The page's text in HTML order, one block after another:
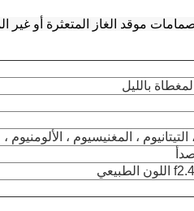
موقد الغاز المتعثرة أو
بالليل
، المغنيسيوم ، الألومنيوم ،